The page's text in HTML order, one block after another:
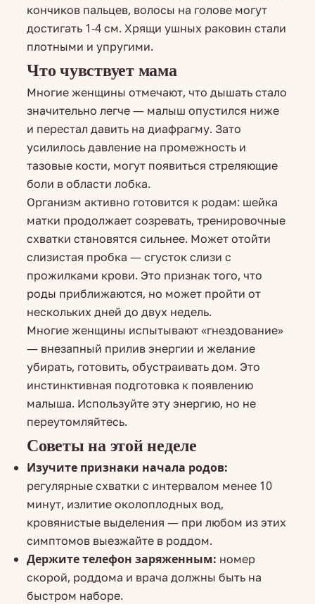
кончиков пальцев, волосы на голове могут
достигать 1-4 см. Хрящи ушных раковин стали
плотными и упругими.
Что чувствует мама
Многие женщины отмечают, что дышать стало
значительно легче — малыш опустился ниже
и перестал давить на диафрагму. Зато
усилилось давление на промежность и
тазовые кости, могут появиться стреляющие
боли в области лобка.
Организм активно готовится к родам: шейка
матки продолжает созревать, тренировочные
схватки становятся сильнее. Может отойти
слизистая пробка — сгусток слизи с
прожилками крови. Это признак того, что
роды приближаются, но может пройти от
нескольких дней до двух недель.
Многие женщины испытывают «гнездование»
— внезапный прилив энергии и желание
убирать, готовить, обустраивать дом. Это
инстинктивная подготовка к появлению
малыша. Используйте эту энергию, но не
переутомляйтесь.
Советы на этой неделе
Изучите признаки начала родов:
регулярные схватки с интервалом менее 10
минут, излитие околоплодных вод,
кровянистые выделения — при любом из этих
симптомов выезжайте в роддом.
Держите телефон заряженным: номер
скорой, роддома и врача должны быть на
быстром наборе.